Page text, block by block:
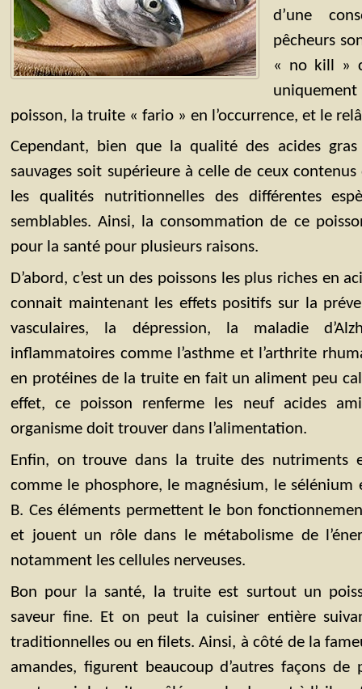
d’une
pêcheurs
« no kill »
uniquement
poisson, la truite « fario » en l’occurrence, et le
Cependant, bien que la qualité des acides
sauvages soit supérieure à celle de ceux contenus
les qualités nutritionnelles des différentes
semblables. Ainsi, la consommation de ce
pour la santé pour plusieurs raisons.
D’abord, c’est un des poissons les plus riches en
connait maintenant les effets positifs sur la
vasculaires, la dépression, la maladie
inflammatoires comme l’asthme et l’arthrite
en protéines de la truite en fait un aliment peu
effet, ce poisson renferme les neuf acides
organisme doit trouver dans l’alimentation.
Enfin, on trouve dans la truite des nutriments
comme le phosphore, le magnésium, le sélénium
B. Ces éléments permettent le bon
et jouent un rôle dans le métabolisme de
notamment les cellules nerveuses.
Bon pour la santé, la truite est surtout un
saveur fine. Et on peut la cuisiner entière
traditionnelles ou en filets. Ainsi, à côté de la
amandes, figurent beaucoup d’autres façons